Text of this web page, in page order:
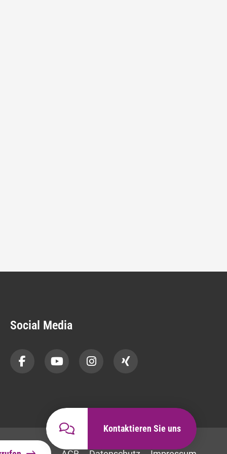
Social Media
Kontaktieren Sie uns